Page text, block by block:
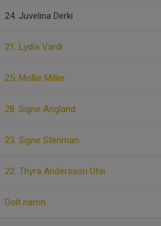
24. Juvelina Derki
21. Lydia Vardi
25. Mollie Miller
28. Signe Angland
23. Signe Stenman
22. Thyra Andersson Utsi
Dolt namn